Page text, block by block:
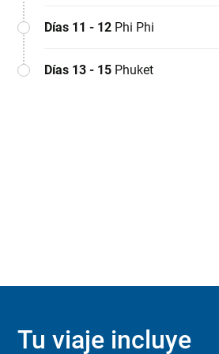
Días 11 - 12 Phi Phi
Días 13 - 15 Phuket
Tu viaje incluye